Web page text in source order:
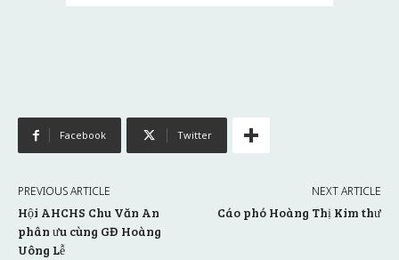
Facebook Twitter
PREVIOUS ARTICLE
Hội AHCHS Chu Văn An
phân ưu cùng GĐ Hoàng
Uông Lễ
NEXT ARTICLE
Cáo phó Hoàng Thị Kim thư